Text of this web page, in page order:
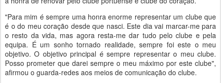
"Para mim é sempre uma honra enorme representar um clube que
é o do meu coração desde que nasci. Este dia vai marcar-me para
o resto da vida, mas agora resta-me dar tudo pelo clube e pela
equipa. É um sonho tornado realidade, sempre foi este o meu
objetivo. O objetivo principal é sempre representar o meu clube.
Posso prometer que darei sempre o meu máximo por este clube",
afirmou o guarda-redes aos meios de comunicação do clube.